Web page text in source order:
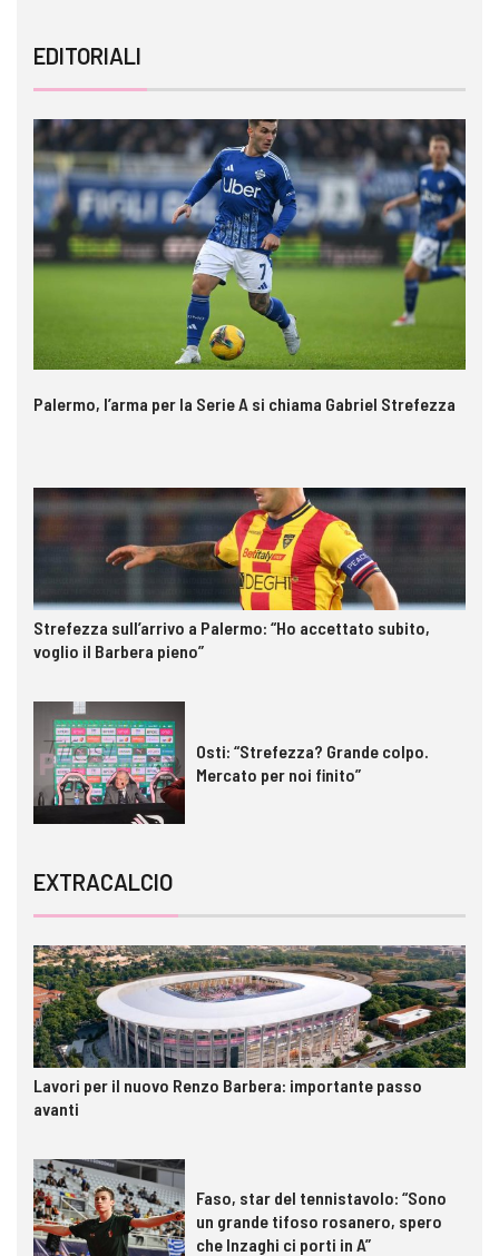
EDITORIALI
Palermo, l’arma per la Serie A si chiama Gabriel Strefezza
Strefezza sull’arrivo a Palermo: “Ho accettato subito,
voglio il Barbera pieno”
Osti: “Strefezza? Grande colpo.
Mercato per noi finito”
EXTRACALCIO
Lavori per il nuovo Renzo Barbera: importante passo
avanti
Faso, star del tennistavolo: “Sono
un grande tifoso rosanero, spero
che Inzaghi ci porti in A”